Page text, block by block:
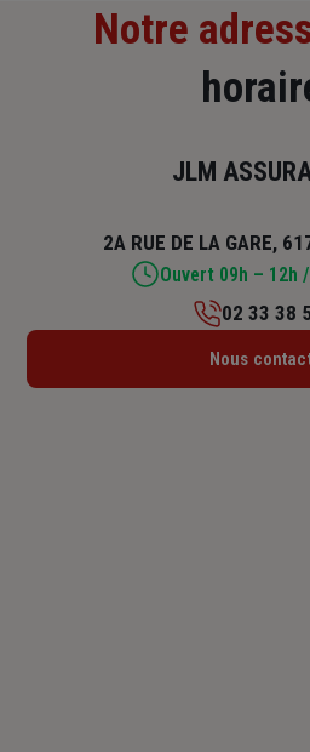
Notre
JLM
2A RUE DE LA GARE,
Lundi : 09h – 12h /
02 33 38
Nous